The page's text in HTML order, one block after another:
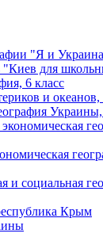
"Я и
"Киев для
6 класс
и океанов,
Украины,
и социальная
Крым